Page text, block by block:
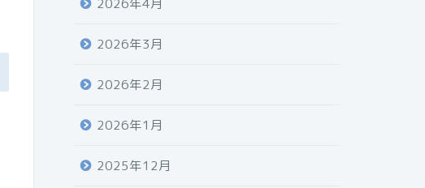
2026年4月
2026年3月
2026年2月
2026年1月
2025年12月